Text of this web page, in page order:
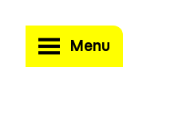
Menu